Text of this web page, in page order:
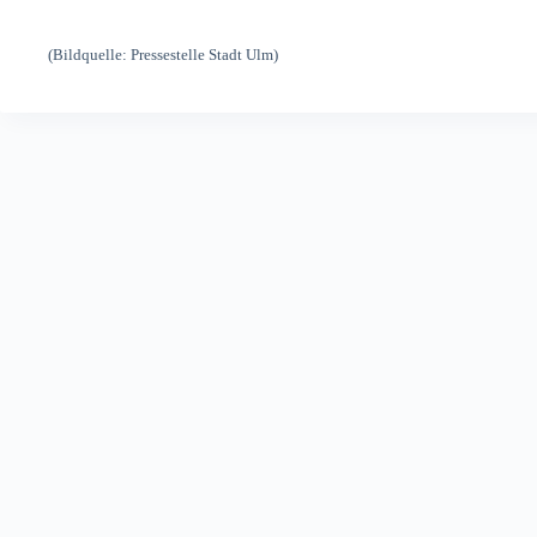
(Bildquelle: Pressestelle Stadt Ulm)